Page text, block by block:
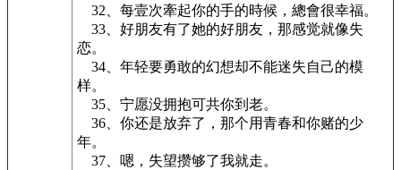
32、每壹次牽起你的手的時候，總會很幸福。
33、好朋友有了她的好朋友，那感觉就像失
恋。
34、年轻要勇敢的幻想却不能迷失自己的模
样。
35、宁愿没拥抱可共你到老。
36、你还是放弃了，那个用青春和你赌的少
年。
37、嗯，失望攒够了我就走。